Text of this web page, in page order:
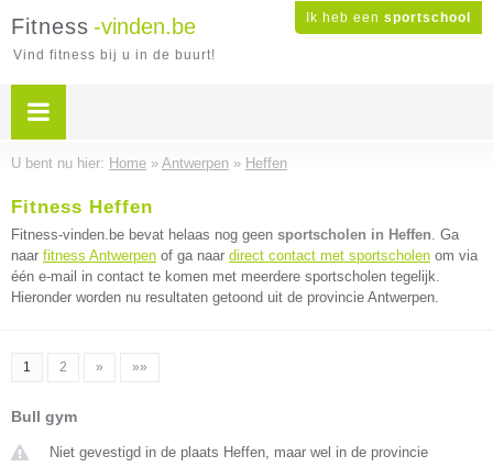
Ik heb een sportschool
Fitness -vinden.be
Vind fitness bij u in de buurt!
U bent nu hier: Home » Antwerpen » Heffen
Fitness Heffen
Fitness-vinden.be bevat helaas nog geen sportscholen in Heffen. Ga
naar fitness Antwerpen of ga naar direct contact met sportscholen om via
één e-mail in contact te komen met meerdere sportscholen tegelijk.
Hieronder worden nu resultaten getoond uit de provincie Antwerpen.
1 2 » »»
Bull gym
Niet gevestigd in de plaats Heffen, maar wel in de provincie